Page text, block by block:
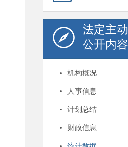
法定主动
公开内容
机构概况
人事信息
计划总结
财政信息